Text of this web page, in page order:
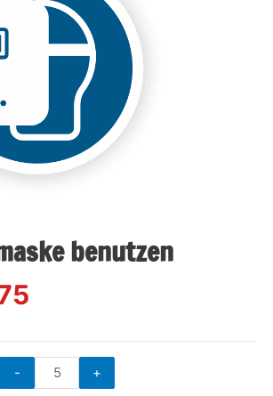
benutzen
- +